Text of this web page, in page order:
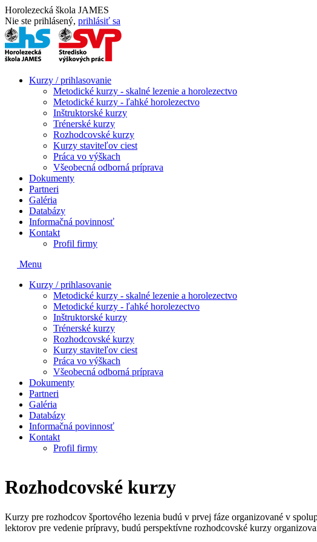
Horolezecká škola JAMES
Nie ste prihlásený, prihlásiť sa
Kurzy / prihlasovanie
Metodické kurzy - skalné lezenie a horolezectvo
Metodické kurzy - ľahké horolezectvo
Inštruktorské kurzy
Trénerské kurzy
Rozhodcovské kurzy
Kurzy staviteľov ciest
Práca vo výškach
Všeobecná odborná príprava
Dokumenty
Partneri
Galéria
Databázy
Informačná povinnosť
Kontakt
Profil firmy
Menu
Kurzy / prihlasovanie
Metodické kurzy - skalné lezenie a horolezectvo
Metodické kurzy - ľahké horolezectvo
Inštruktorské kurzy
Trénerské kurzy
Rozhodcovské kurzy
Kurzy staviteľov ciest
Práca vo výškach
Všeobecná odborná príprava
Dokumenty
Partneri
Galéria
Databázy
Informačná povinnosť
Kontakt
Profil firmy
Rozhodcovské kurzy
Kurzy pre rozhodcov športového lezenia budú v prvej fáze organizované v
lektorov pre vedenie prípravy, budú perspektívne rozhodcovské kurzy